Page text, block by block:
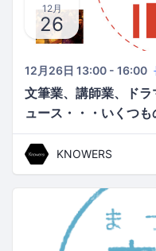
12月
26
12月26日 13:00 - 16:00
文筆業、講師業、ド
ュース・・・いくつ
生計をたてるには？
宰・アサダワタルさ
6）編集×地域 講師：
KNOWERS